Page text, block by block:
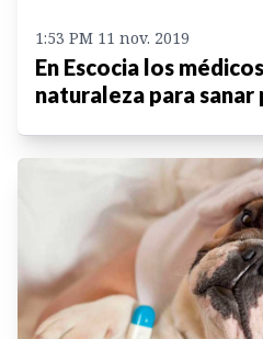
1:53 PM 11 nov. 2019
En Escocia los
naturaleza para sanar